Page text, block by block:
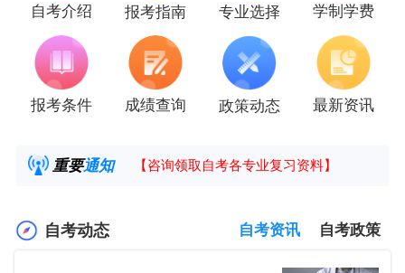
自考介绍 报考指南 专业选择 学制学费
报考条件 成绩查询 政策动态 最新资讯
重要通知
2025年4月湖南自考课程安排及教材目录已
【咨询领取自考各专业复习资料】
自考动态 自考资讯 自考政策